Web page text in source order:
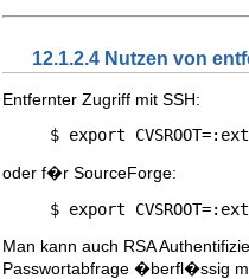
12.1.2.4 Nutzen von
Entfernter Zugriff mit SSH:
$ export
oder f�r SourceForge:
$ export
Man kann auch RSA
Passwortabfrage �berfl�ssig